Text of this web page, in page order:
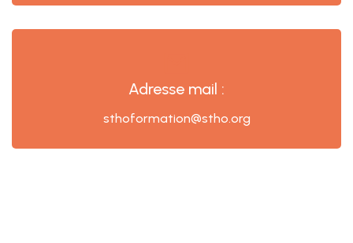
Adresse mail :
sthoformation@stho.org